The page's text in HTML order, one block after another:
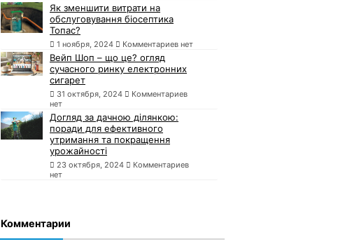
Як зменшити витрати на
обслуговування біосептика
Топас?
1 ноября, 2024 Комментариев нет
Вейп Шоп – що це? огляд
сучасного ринку електронних
сигарет
31 октября, 2024
Комментариев
нет
Догляд за дачною ділянкою:
поради для ефективного
утримання та покращення
урожайності
23 октября, 2024
Комментариев
нет
Комментарии